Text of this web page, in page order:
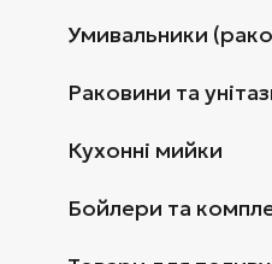
Умивальники
Раковини та
Кухонні мийки
Бойлери та